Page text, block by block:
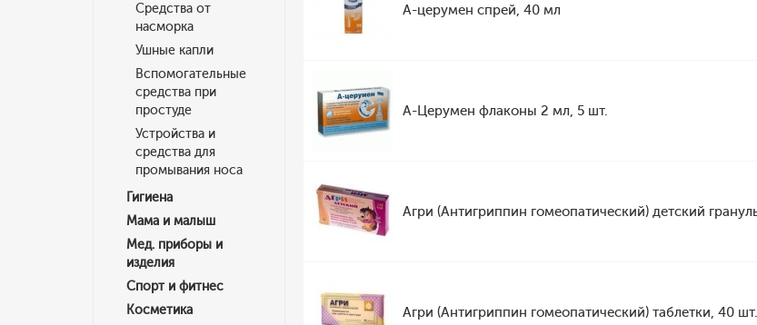
Средства от
насморка
Ушные капли
Вспомогательные
средства при
простуде
Устройства и
средства для
промывания носа
Гигиена
Мама и малыш
Мед. приборы и
изделия
Спорт и фитнес
Косметика
А-церумен спрей, 40 мл
А-Церумен флаконы 2 мл, 5 шт.
Агри (Антигриппин гомеопатический) детский
Агри (Антигриппин гомеопатический) таблетки, 40 шт.